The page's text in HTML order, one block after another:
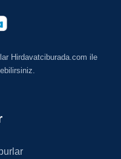
Hirdavatciburada.com ile